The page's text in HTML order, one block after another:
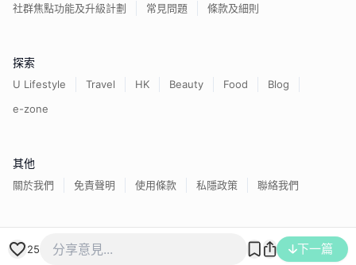
25 下一篇
社群焦點功能及升級計劃
常見問題 條款及細則
探索
U Lifestyle Travel HK Beauty Food
Blog
e-zone
其他
關於我們 免責聲明 使用條款 私隱政策 聯絡我們
香港經濟日報版權所有©